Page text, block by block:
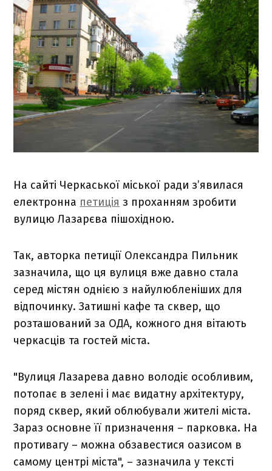
На сайті Черкаської міської ради з’явилася
електронна петиція з проханням зробити
вулицю Лазарєва пішохідною.
Так, авторка петиції Олександра Пильник
зазначила, що ця вулиця вже давно стала
серед містян однією з найулюбленіших для
відпочинку. Затишні кафе та сквер, що
розташований за ОДА, кожного дня вітають
черкасців та гостей міста.
"Вулиця Лазарева давно володіє особливим,
потопає в зелені і має видатну архітектуру,
поряд сквер, який облюбували жителі міста.
Зараз основне її призначення – парковка. На
противагу – можна обзавестися оазисом в
самому центрі міста", – зазначила у тексті